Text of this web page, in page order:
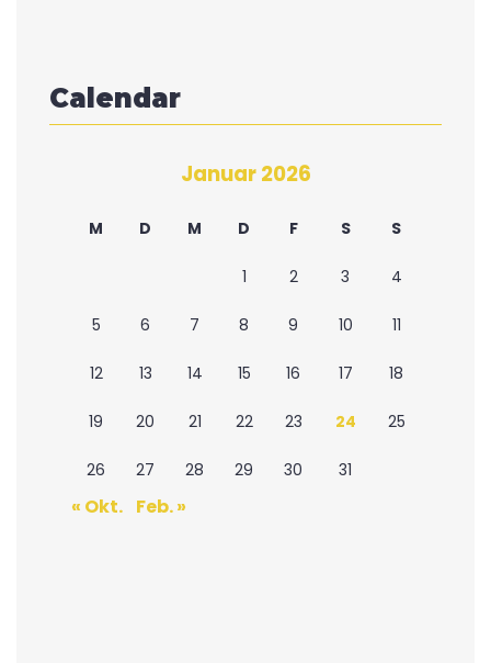
Calendar
Januar 2026
M D M D F S S
1 2 3 4
5 6 7 8 9 10 11
12 13 14 15 16 17 18
19 20 21 22 23 24 25
26 27 28 29 30 31
« Okt. Feb. »